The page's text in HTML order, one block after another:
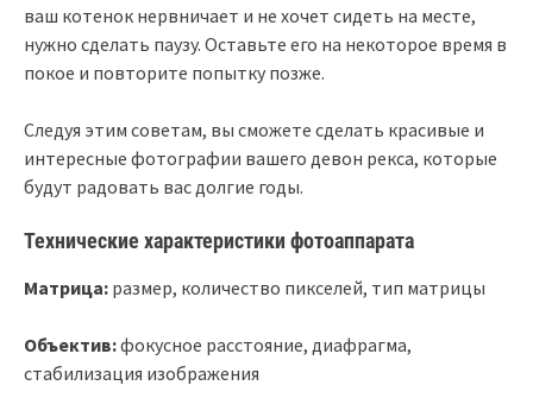
ваш котенок нервничает и не хочет сидеть на месте,
нужно сделать паузу. Оставьте его на некоторое время в
покое и повторите попытку позже.
Следуя этим советам, вы сможете сделать красивые и
интересные фотографии вашего девон рекса, которые
будут радовать вас долгие годы.
Технические характеристики фотоаппарата
Матрица: размер, количество пикселей, тип матрицы
Объектив:фокусное расстояние, диафрагма,
стабилизация изображения